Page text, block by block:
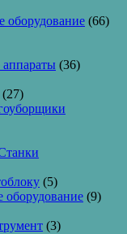
оборудование (66)
(36)
(27)
(5)
оборудование (9)
(3)